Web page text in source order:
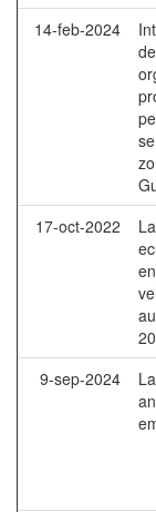
14-feb-2024
17-oct-2022
9-sep-2024